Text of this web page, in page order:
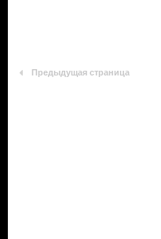
Предыдущая страница